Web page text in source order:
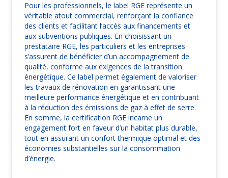
Pour les professionnels, le label RGE représente un
véritable atout commercial, renforçant la confiance
des clients et facilitant l’accès aux financements et
aux subventions publiques. En choisissant un
prestataire RGE, les particuliers et les entreprises
s’assurent de bénéficier d’un accompagnement de
qualité, conforme aux exigences de la transition
énergétique. Ce label permet également de valoriser
les travaux de rénovation en garantissant une
meilleure performance énergétique et en contribuant
à la réduction des émissions de gaz à effet de serre.
En somme, la certification RGE incarne un
engagement fort en faveur d’un habitat plus durable,
tout en assurant un confort thermique optimal et des
économies substantielles sur la consommation
d’énergie.